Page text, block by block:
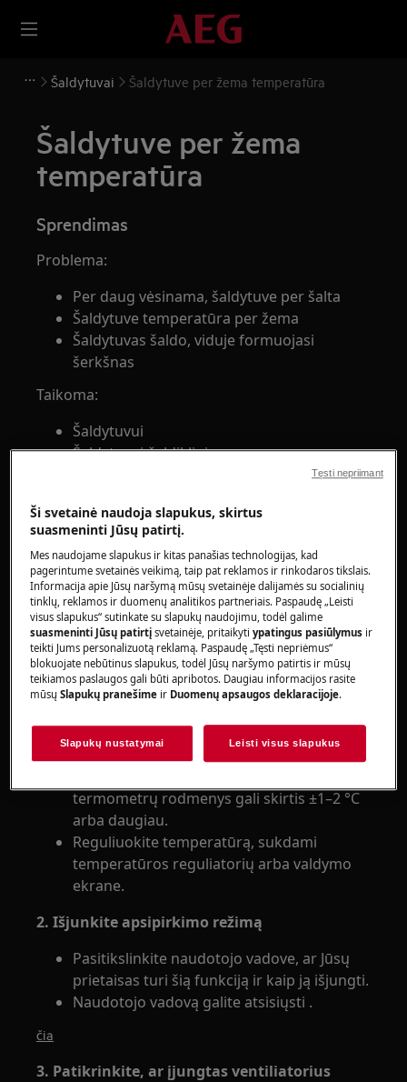
Šaldytuvai Šaldytuve per žema temperatūra
Šaldytuve per žema
temperatūra
Sprendimas
Problema:
Per daug vėsinama, šaldytuve per šalta
Šaldytuve temperatūra per žema
Šaldytuvas šaldo, viduje formuojasi
šerkšnas
Taikoma:
Šaldytuvui
Šaldytuvui-šaldikliui
1. Patikrinkite, ar prietaisas tinkamai vėsina
Termometru išmatuokite temperatūrą į
šaldytuvą įdėtoje vandens stiklinėje.
Jeigu temperatūra yra 4–5 °C, šaldytuvas
veikia tinkamai.
Maisto produktų vidinė temperatūra yra
svarbesnė nei šaldytuvo vidaus oro
temperatūra, nes kiekvieno šaldymo ciklo
šaldymo kompresorius veiks ir nustos
veikti).
termometrų rodmenys gali skirtis ±1–2 °C
arba daugiau.
Reguliuokite temperatūrą, sukdami
temperatūros reguliatorių arba valdymo
ekrane.
2. Išjunkite apsipirkimo režimą
Pasitikslinkite naudotojo vadove, ar Jūsų
prietaisas turi šią funkciją ir kaip ją išjungti.
Naudotojo vadovą galite atsisiųsti .
čia
3. Patikrinkite, ar įjungtas ventiliatorius
Ši svetainė naudoja slapukus, skirtus
suasmeninti Jūsų patirtį.
Mes naudojame slapukus ir kitas panašias technologijas, kad
pagerintume svetainės veikimą, taip pat reklamos ir rinkodaros tikslais.
Informacija apie Jūsų naršymą mūsų svetainėje dalijamės su socialinių
tinklų, reklamos ir duomenų analitikos partneriais. Paspaudę „Leisti
visus slapukus“ sutinkate su slapukų naudojimu, todėl galime
suasmeninti Jūsų patirtįsvetainėje, pritaikytiypatingus pasiūlymus ir
teikti Jums personalizuotą reklamą. Paspaudę „Tęsti nepriėmus“
blokuojate nebūtinus slapukus, todėl Jūsų naršymo patirtis ir mūsų
teikiamos paslaugos gali būti apribotos. Daugiau informacijos rasite
mūsųSlapukų pranešime ir Duomenų apsaugos deklaracijoje.
Slapukų nustatymai Leisti visus slapukus
Tęsti nepriimant